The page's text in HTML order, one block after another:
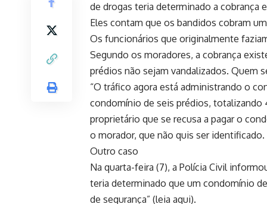
de drogas teria determinado a cobrança
Eles contam que os bandidos cobram
Os funcionários que originalmente
Segundo os moradores, a cobrança
prédios não sejam vandalizados. Quem
“O tráfico agora está administrando o
condomínio de seis prédios, totalizando
proprietário que se recusa a pagar o
o morador, que não quis ser identificado.
Outro caso
Na quarta-feira (7), a Polícia Civil
teria determinado que um condomínio
de segurança” (leia aqui).